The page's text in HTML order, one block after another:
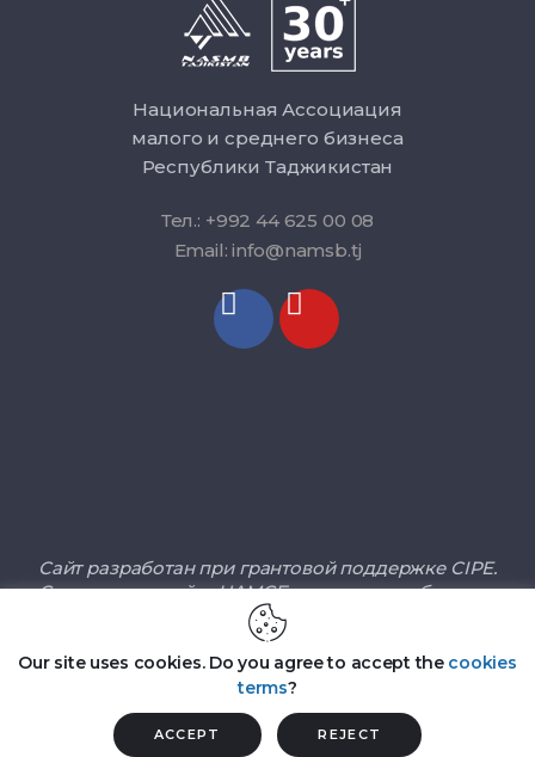
Национальная Ассоциация
малого и среднего бизнеса
Республики Таджикистан
Тел.: +992 44 625 00 08
Email: info@namsb.tj
Сайт разработан при грантовой поддержке CIPE.
Содержание сайта НАМСБ не является объектом
ответственности CIPE, а также не отражает взгляды
и позицию.
2026 © Национальная Ассоциация малого и
среднего бизнеса Республики Таджикистан
Our site uses cookies. Do you agree to accept the cookies
terms?
ACCEPT REJECT